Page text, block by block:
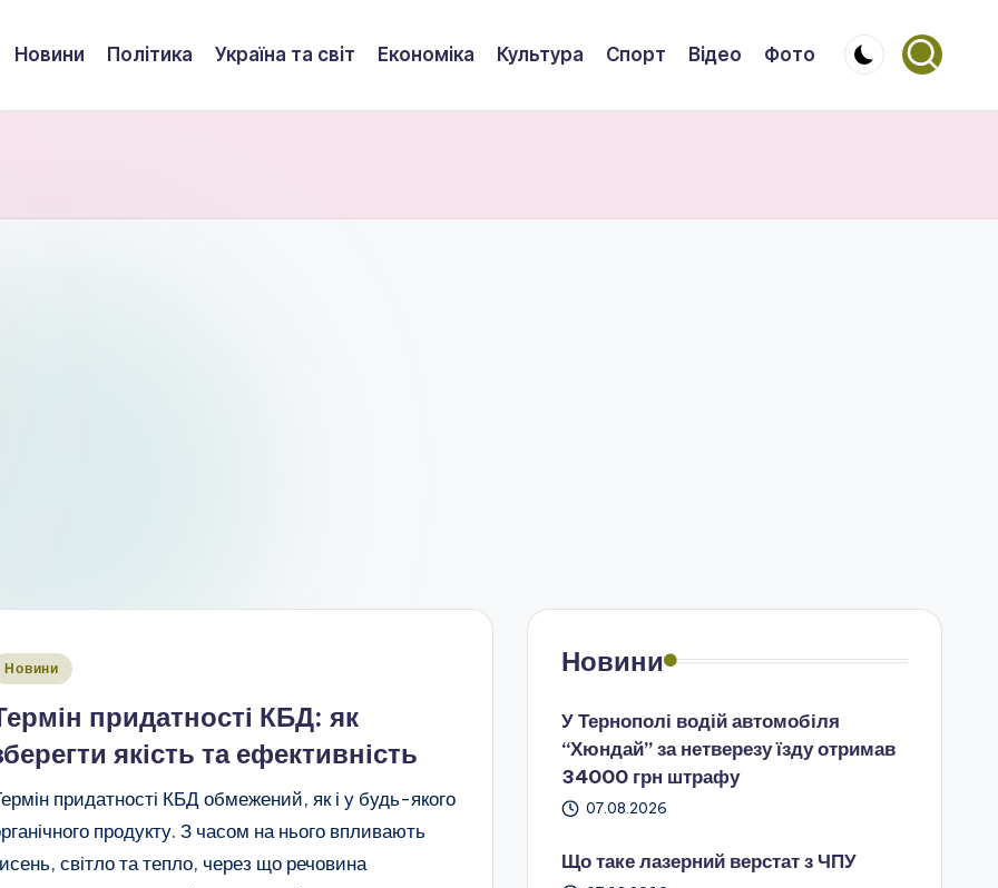
Новини Політика Україна та світ Економіка Культура Спорт Відео Фото
Новини
придатності КБД: як
якість та ефективність
придатності КБД обмежений, як і у будь-якого
продукту. З часом на нього впливають
світло та тепло, через що речовина
Новини
У Тернополі водій автомобіля
“Хюндай” за нетверезу їзду отримав
34000 грн штрафу
07.08.2026
Що таке лазерний верстат з ЧПУ